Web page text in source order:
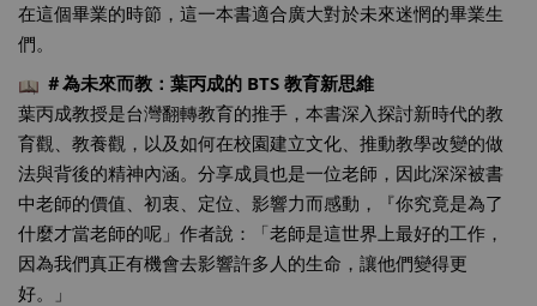
在這個畢業的時節，這一本書適合廣大對於未來迷惘的畢業生
們。
＃為未來而教 ：葉丙成的 BTS 教育新思維
葉丙成教授是台灣翻轉教育的推手，本書深入探討新時代的教
育觀、教養觀，以及如何在校園建立文化、推動教學改變的做
法與背後的精神內涵。分享成員也是一位老師，因此深深被書
中老師的價值、初衷、定位、影響力而感動，『你究竟是為了
什麼才當老師的呢」作者說：「老師是這世界上最好的工作，
因為我們真正有機會去影響許多人的生命，讓他們變得更
好。」